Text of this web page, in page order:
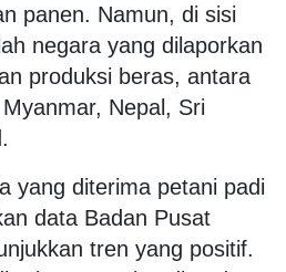
panen. Namun, di sisi
negara yang dilaporkan
produksi beras, antara
Nepal, Sri
yang diterima petani padi
data Badan Pusat
tren yang positif.